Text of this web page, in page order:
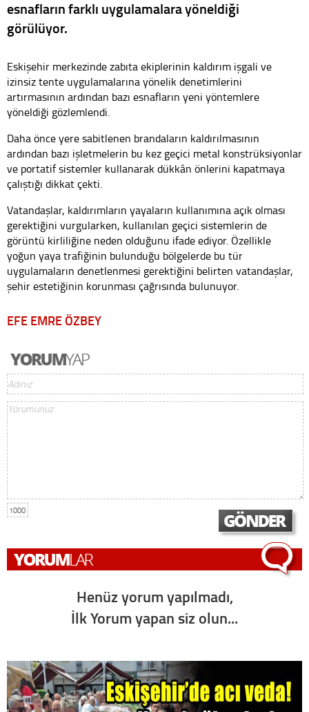
esnafların farklı uygulamalara yöneldiği
görülüyor.
Eskişehir merkezinde zabıta ekiplerinin kaldırım işgali ve
izinsiz tente uygulamalarına yönelik denetimlerini
artırmasının ardından bazı esnafların yeni yöntemlere
yöneldiği gözlemlendi.
Daha önce yere sabitlenen brandaların kaldırılmasının
ardından bazı işletmelerin bu kez geçici metal konstrüksiyonlar
ve portatif sistemler kullanarak dükkân önlerini kapatmaya
çalıştığı dikkat çekti.
Vatandaşlar, kaldırımların yayaların kullanımına açık olması
gerektiğini vurgularken, kullanılan geçici sistemlerin de
görüntü kirliliğine neden olduğunu ifade ediyor. Özellikle
yoğun yaya trafiğinin bulunduğu bölgelerde bu tür
uygulamaların denetlenmesi gerektiğini belirten vatandaşlar,
şehir estetiğinin korunması çağrısında bulunuyor.
EFE EMRE ÖZBEY
1000
Henüz yorum yapılmadı,
İlk Yorum yapan siz olun...